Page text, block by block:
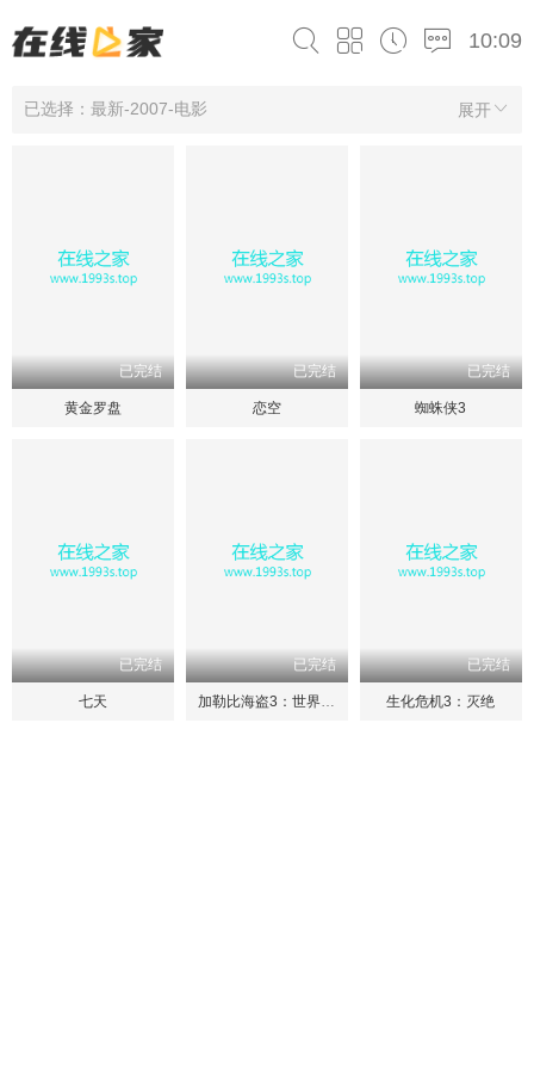
10:09
展开
已选择：最新-2007-电影
已完结
黄金罗盘
已完结
恋空
已完结
蜘蛛侠3
已完结
七天
已完结
加勒比海盗3：世界的尽头
已完结
生化危机3：灭绝